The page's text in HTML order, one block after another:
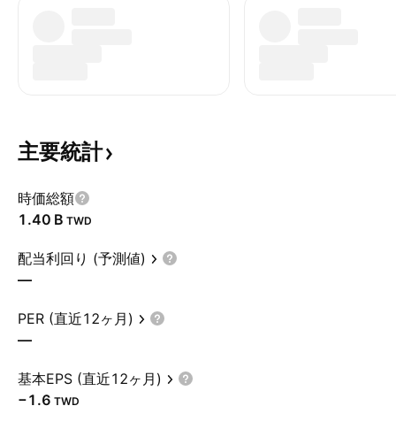
主要統計
時価総額
‪1.40 B‬ TWD
配当利回り (予測値)
—
PER (直近12ヶ月)
—
基本EPS (直近12ヶ月)
−1.6 TWD